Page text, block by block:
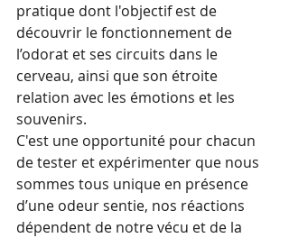
pratique dont l'objectif est de
découvrir le fonctionnement de
l’odorat et ses circuits dans le
cerveau, ainsi que son étroite
relation avec les émotions et les
souvenirs.
C'est une opportunité pour chacun
de tester et expérimenter que nous
sommes tous unique en présence
d’une odeur sentie, nos réactions
dépendent de notre vécu et de la